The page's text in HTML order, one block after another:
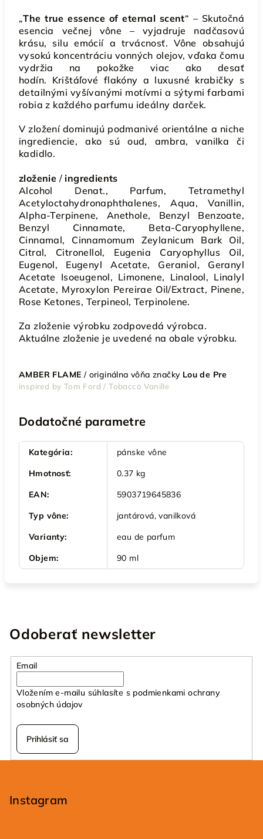
„The true essence of eternal scent“ – Skutočná
esencia večnej vône – vyjadruje nadčasovú
krásu, silu emócií a trvácnosť.Vône obsahujú
vysokú koncentráciu vonných olejov, vďaka čomu
vydržia na pokožke viac ako desať
hodín. Krištáľové flakóny a luxusné krabičky s
detailnými vyšívanými motívmi a sýtymi farbami
robia z každého parfumu ideálny darček.
V zložení dominujú podmanivé orientálne a niche
ingrediencie, ako sú oud, ambra, vanilka či
kadidlo.
zloženie / ingredients
Alcohol Denat., Parfum, Tetramethyl
Acetyloctahydronaphthalenes, Aqua, Vanillin,
Alpha-Terpinene, Anethole, Benzyl Benzoate,
Benzyl Cinnamate, Beta-Caryophyllene,
Cinnamal, Cinnamomum Zeylanicum Bark Oil,
Citral, Citronellol, Eugenia Caryophyllus Oil,
Eugenol, Eugenyl Acetate, Geraniol, Geranyl
Acetate Isoeugenol, Limonene, Linalool, Linalyl
Acetate, Myroxylon Pereirae Oil/Extract, Pinene,
Rose Ketones, Terpineol, Terpinolene.
Za zloženie výrobku zodpovedá výrobca.
Aktuálne zloženie je uvedené na obale výrobku.
AMBER FLAME / originálna vôňa značkyLou de Pre
inspired by Tom Ford / Tobacco Vanille
Dodatočné parametre
Kategória:
pánske vône
Hmotnosť:
0.37 kg
EAN:
5903719645836
Typ vône:
jantárová, vanilková
Varianty:
eau de parfum
Objem: 90 ml
Odoberať newsletter
Email
Vložením e-mailu súhlasíte s podmienkami ochrany
osobných údajov
Prihlásiť sa
Instagram